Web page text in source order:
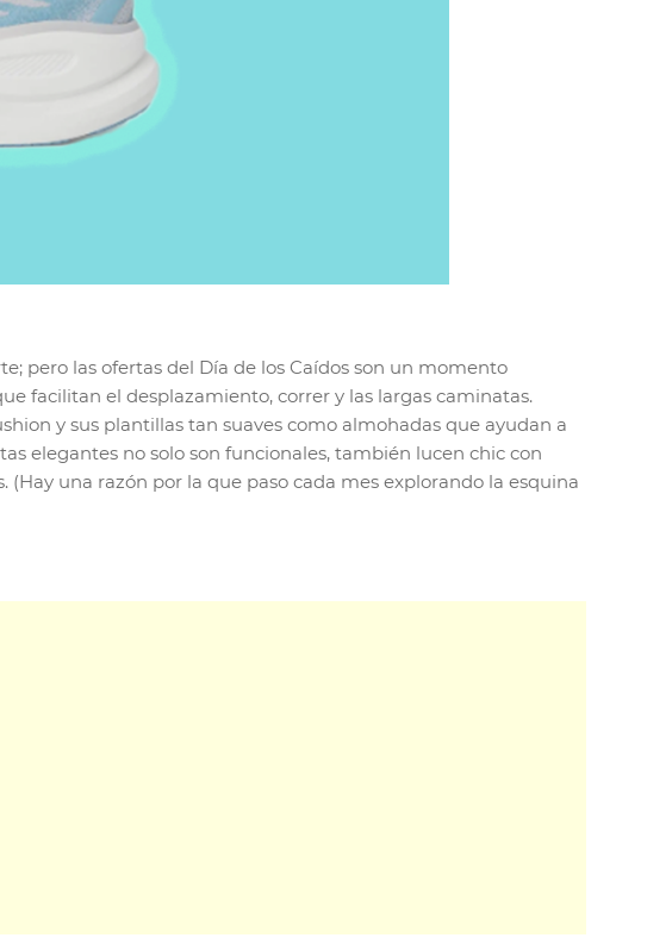
pero las ofertas del Día de los Caídos son un momento
facilitan el desplazamiento, correr y las largas caminatas.
y sus plantillas tan suaves como almohadas que ayudan a
elegantes no solo son funcionales, también lucen chic con
una razón por la que paso cada mes explorando la esquina